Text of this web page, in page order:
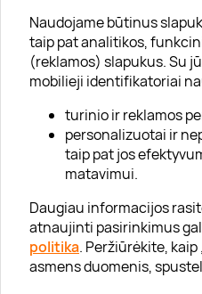
Naudojame būtinus
taip pat analitikos,
(reklamos) slapukus. Su
mobilieji identifikatoriai
turinio ir reklamos
personalizuotai ir
taip pat jos
matavimui.
Daugiau informacijos
atnaujinti pasirinkimus
politika. Peržiūrėkite, kaip
asmens duomenis,
Apie „Gera Dovana“
Lojalumo klubas
Karjera
Visi partneriai
Kontaktai
Tinklaraštis
Informacija